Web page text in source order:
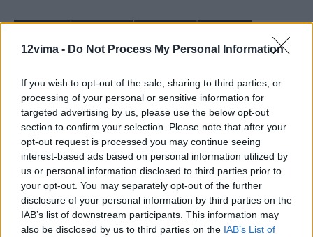
12vima - Do Not Process My Personal Information
If you wish to opt-out of the sale, sharing to third parties, or
processing of your personal or sensitive information for
targeted advertising by us, please use the below opt-out
section to confirm your selection. Please note that after your
opt-out request is processed you may continue seeing
interest-based ads based on personal information utilized by
us or personal information disclosed to third parties prior to
your opt-out. You may separately opt-out of the further
disclosure of your personal information by third parties on the
IAB’s list of downstream participants. This information may
also be disclosed by us to third parties on the IAB’s List of